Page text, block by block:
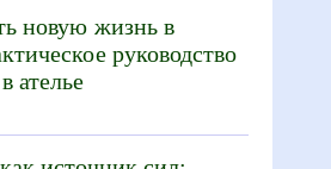
новую жизнь в
руководство
ателье